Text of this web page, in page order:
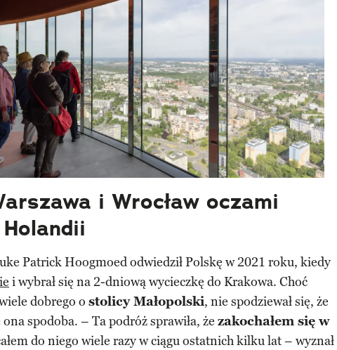
i Wrocław oczami
Patrick Hoogmoed odwiedził Polskę w 2021 roku, kiedy
i wybrał się na 2-dniową wycieczkę do Krakowa. Choć
dobrego o stolicy Małopolski, nie spodziewał się, że
spodoba. – Ta podróż sprawiła, że zakochałem się w
do niego wiele razy w ciągu ostatnich kilku lat – wyznał